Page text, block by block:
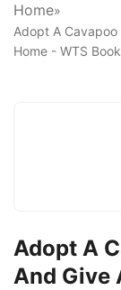
Home»
Adopt A
Home - WTS
Adopt A
And Give